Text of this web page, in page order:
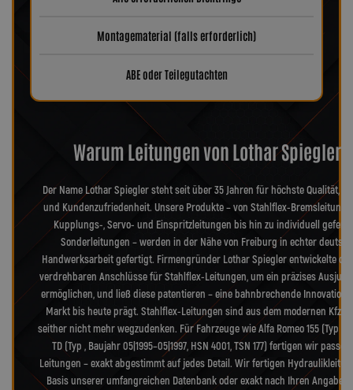
Montagematerial (falls erforderlich)
ABE oder Teilegutachten
Warum Leitungen von Lothar Spiegler?
Der Name Lothar Spiegler steht seit über 35 Jahren für höchste Qualität,
und Kundenzufriedenheit. Unsere Produkte – von Stahlflex-
Kupplungs-, Servo- und Einspritzleitungen bis hin zu individuell
Sonderleitungen – werden in der Nähe von Freiburg in echter
Handwerksarbeit gefertigt. Firmengründer Lothar Spiegler entwickelte
verdrehbaren Anschlüsse für Stahlflex-Leitungen, um ein präzises
ermöglichen, und ließ diese patentieren – eine bahnbrechende Innovation,
Markt bis heute prägt. Stahlflex-Leitungen sind aus dem modernen Kfz-
seither nicht mehr wegzudenken. Für Fahrzeuge wie Alfa Romeo 155 (Typ
TD (Typ , Baujahr 05|1995–05|1997, HSN 4001, TSN 177) fertigen wir
Leitungen – exakt abgestimmt auf jedes Detail. Wir fertigen
Basis unserer umfangreichen Datenbank oder exakt nach Ihren